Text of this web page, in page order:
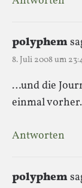
polyphem
8. Juli 2008 um
…und die
einmal
Antworten
polyphem